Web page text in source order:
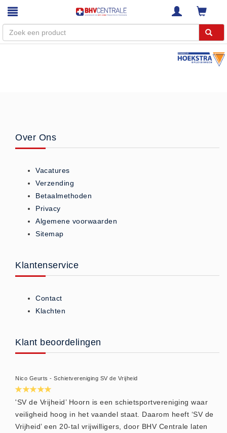
Diensten
RI&E
Bedrijfsnoodplannen
VCA Trajecten
ISO 9001 Begeleiding
Inspectiecentrale
Ons Team
Nieuws
Contact
Klachten
Privacy
Retourneren
Algemene Voorwaarden
Vacatures
Over Ons
Vacatures
Verzending
Betaalmethoden
Privacy
Algemene voorwaarden
Sitemap
Klantenservice
Contact
Klachten
Klant beoordelingen
Nico Geurts - Schietvereniging SV de Vrijheid
'SV de Vrijheid’ Hoorn is een schietsportvereniging waar
veiligheid hoog in het vaandel staat. Daarom heeft ‘SV de
Vrijheid’ een 20-tal vrijwilligers, door BHV Centrale laten